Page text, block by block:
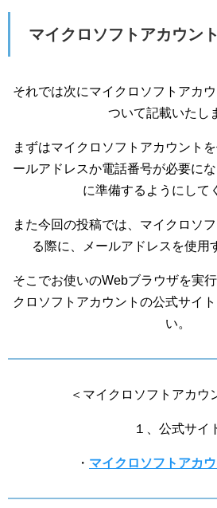
マイクロソフトアカウン
それでは次にマイクロソフトアカ
ついて記載いたし
まずはマイクロソフトアカウント
ールアドレスか電話番号が必要に
に準備するようにして
また今回の投稿では、マイクロソ
る際に、メールアドレスを使用
そこでお使いのWebブラウザを実
クロソフトアカウントの公式サイ
い。
＜マイクロソフトアカウ
１、公式サイ
・ マイクロソフトアカ